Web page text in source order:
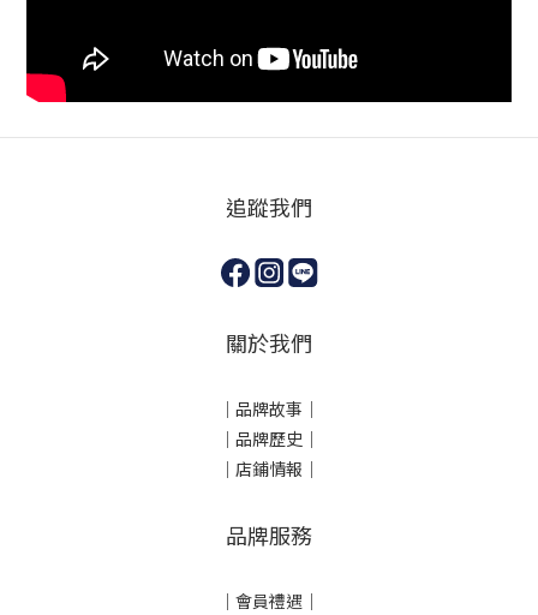
追蹤我們
關於我們
｜ 品牌故事 ｜
｜品牌歷史 ｜
｜店鋪情報｜
品牌服務
｜會員禮遇｜